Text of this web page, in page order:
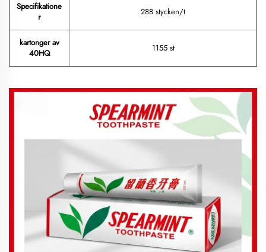
Specifikatione
r
288 stycken/t
kartonger av
40HQ
1155 st